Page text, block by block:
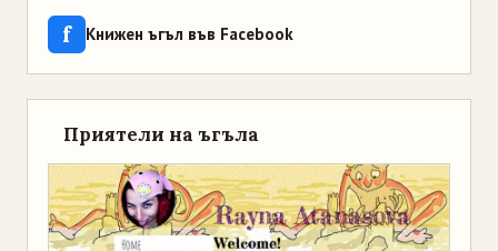
f Книжен ъгъл във Facebook
Приятели на ъгъла